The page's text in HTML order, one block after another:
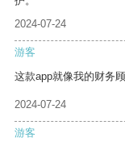
2024-07-24
游客
这款app就像我的财务
2024-07-24
游客